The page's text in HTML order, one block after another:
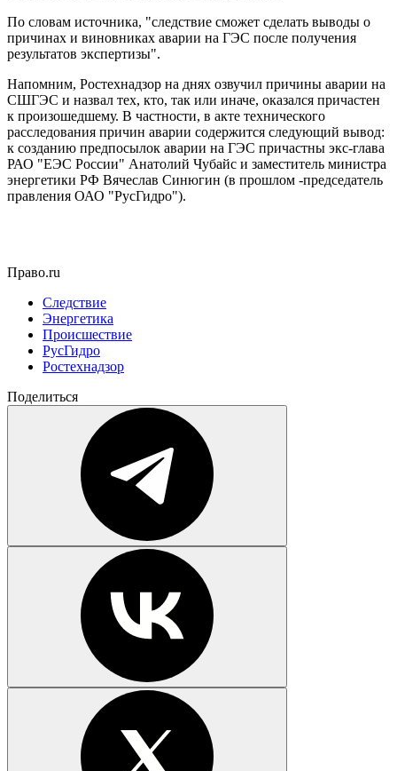
По словам источника, "следствие сможет сделать выводы о
причинах и виновниках аварии на ГЭС после получения
результатов экспертизы".
Напомним, Ростехнадзор на днях озвучил причины аварии на
СШГЭС и назвал тех, кто, так или иначе, оказался причастен
к произошедшему. В частности, в акте технического
расследования причин аварии содержится следующий вывод:
к созданию предпосылок аварии на ГЭС причастны экс-глава
РАО "ЕЭС России" Анатолий Чубайс и заместитель министра
энергетики РФ Вячеслав Синюгин (в прошлом -председатель
правления ОАО "РусГидро").
Право.ru
Следствие
Энергетика
Происшествие
РусГидро
Ростехнадзор
Поделиться